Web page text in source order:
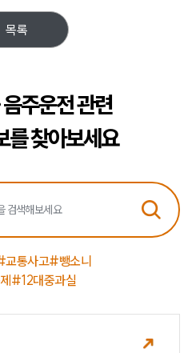
목록
주운전 관련
를 찾아보세요
교통사고#뺑소니
#12대중과실